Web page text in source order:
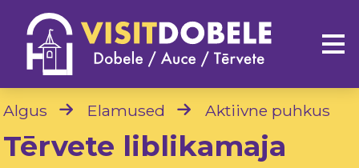
Algus Elamused Aktiivne puhkus
Tērvete liblikamaja